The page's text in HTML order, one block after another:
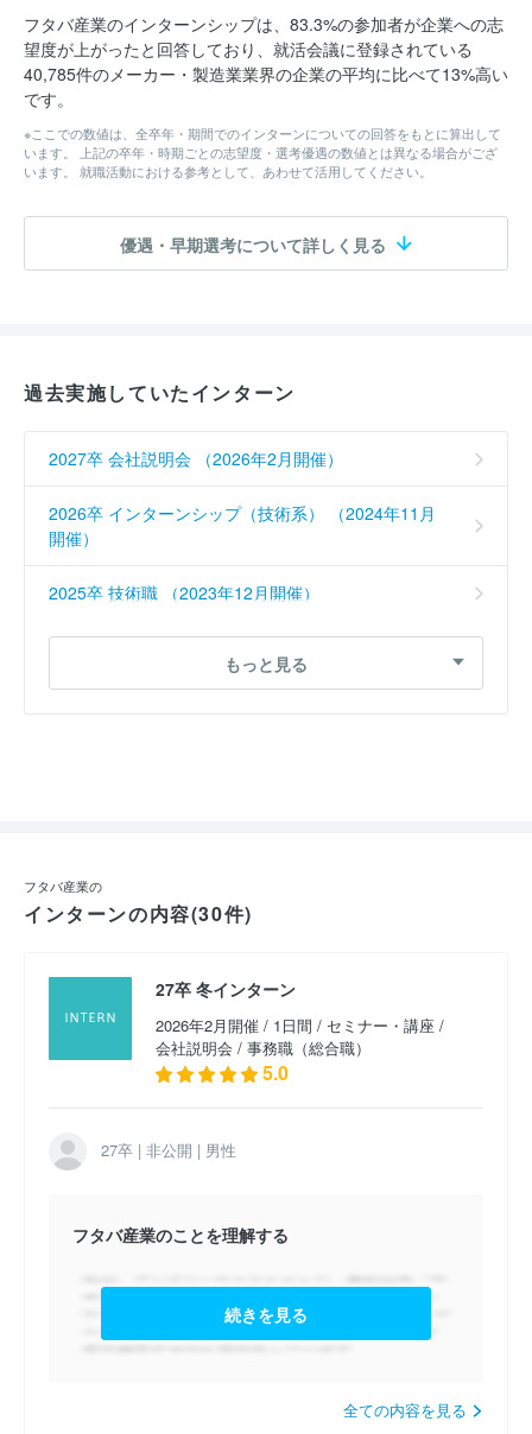
フタバ産業のインターンシップは、83.3%の参加者が企業への志
望度が上がったと回答しており、就活会議に登録されている
40,785件のメーカー・製造業業界の企業の平均に比べて13%高い
です。
※ここでの数値は、全卒年・期間でのインターンについての回答をもとに算出して
います。 上記の卒年・時期ごとの志望度・選考優遇の数値とは異なる場合がござ
います。 就職活動における参考として、あわせて活用してください。
優遇・早期選考について詳しく見る
過去実施していたインターン
2027卒 会社説明会 （2026年2月開催）
2026卒 インターンシップ（技術系） （2024年11月
開催）
2025卒 技術職 （2023年12月開催）
もっと見る
フタバ産業の
インターンの内容(30件)
27卒 冬インターン
2026年2月開催 / 1日間 / セミナー・講座 /
会社説明会 / 事務職（総合職）
5.0
27卒 | 非公開 | 男性
フタバ産業のことを理解する
続きを見る
全ての内容を見る